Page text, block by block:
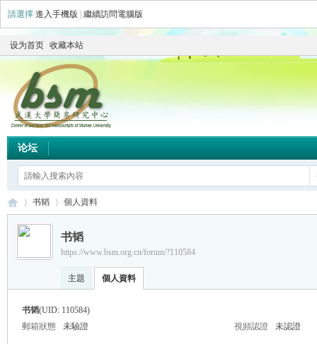
請選擇 進入手機版 繼續訪問電腦版
设为首页 收藏本站
论坛
›
书韬
›
個人資料
书韬
https://www.bsm.org.cn/forum/?110584
主題 個人資料
书韬(UID: 110584)
郵箱狀態
未驗證 視頻認證 未認證